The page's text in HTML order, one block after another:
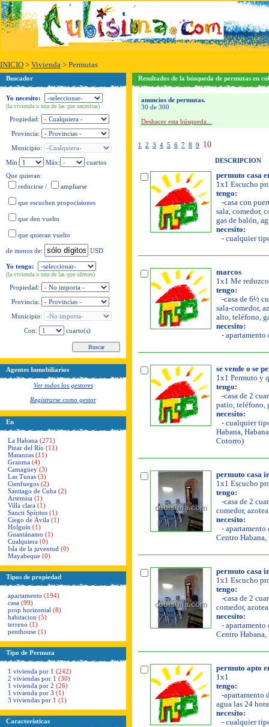
INICIO > Vivienda > Permutas
Buscador
Yo necesito:
(la vivienda o una de las que necesitas)
Propiedad:
Provincia:
Municipio:
Mín:
Máx:
cuartos
Que quieran:
reducirse / ampliarse
que escuchen propocisiones
que den vuelto
que quieran vuelto
de menos de: USD
Yo tengo:
(la vivienda o una de las que ofreces)
Propiedad:
Provincia:
Municipio:
Con:
cuarto(s)
Agentes Inmobiliarios
Ver todos los gestores
Registrarse como gestor
En
La Habana (271)
Pinar del Río (11)
Matanzas (11)
Granma (4)
Camagüey (3)
Las Tunas (3)
Cienfuegos (2)
Santiago de Cuba (2)
Artemisa (1)
Villa clara (1)
Sancti Spíritus (1)
Ciego de Ávila (1)
Holguín (1)
Guantánamo (1)
Cualquiera (0)
Isla de la juventud (0)
Mayabeque (0)
Tipos de propiedad
apartamento (194)
casa (99)
prop horizontal (8)
habitacion (5)
terreno (1)
penthouse (1)
Tipo de Permuta
1 vivienda por 1 (242)
2 viviendas por 1 (30)
1 vivienda por 2 (26)
1 vivienda por 3 (1)
3 viviendas por 1 (1)
Características
Resultados de la búsqueda de permutas en
anuncios de permutas.
30 de 300
Deshacer esta búsqueda...
1 2 3 4 5 6 7 8 9 10
DESCRIPCION
permuto casa
1x1 Escucho
tengo:
-casa con
sala, comedor,
gas de balón,
necesito:
- cualquier
marcos
1x1 Me
tengo:
-casa de 6½
sala-comedor,
alto, teléfono,
necesito:
- apartamento
se vende o se
1x1 Permuto y
tengo:
-casa de 2
patio, teléfono,
necesito:
- cualquier
Habana,
Cotorro)
permuto casa
1x1 Escucho
tengo:
-casa de 2
comedor,
necesito:
- apartamento
Centro
permuto casa
1x1 Escucho
tengo:
-casa de 2
comedor,
necesito:
- apartamento
Centro
permuto apto
1x1
tengo:
-apartamento
agua las 24
necesito:
- cualquier